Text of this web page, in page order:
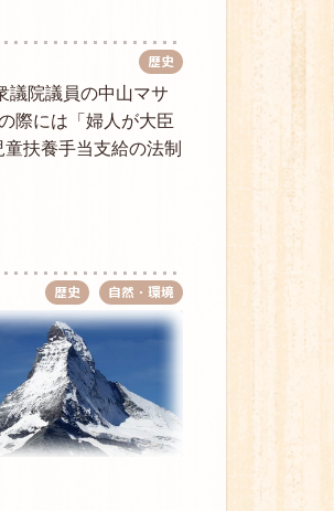
歴史
議院議員の中山マサ
際には「婦人が大臣
扶養手当支給の法制
歴史
自然・環境